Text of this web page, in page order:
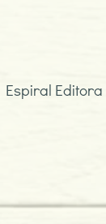
Espiral Editora